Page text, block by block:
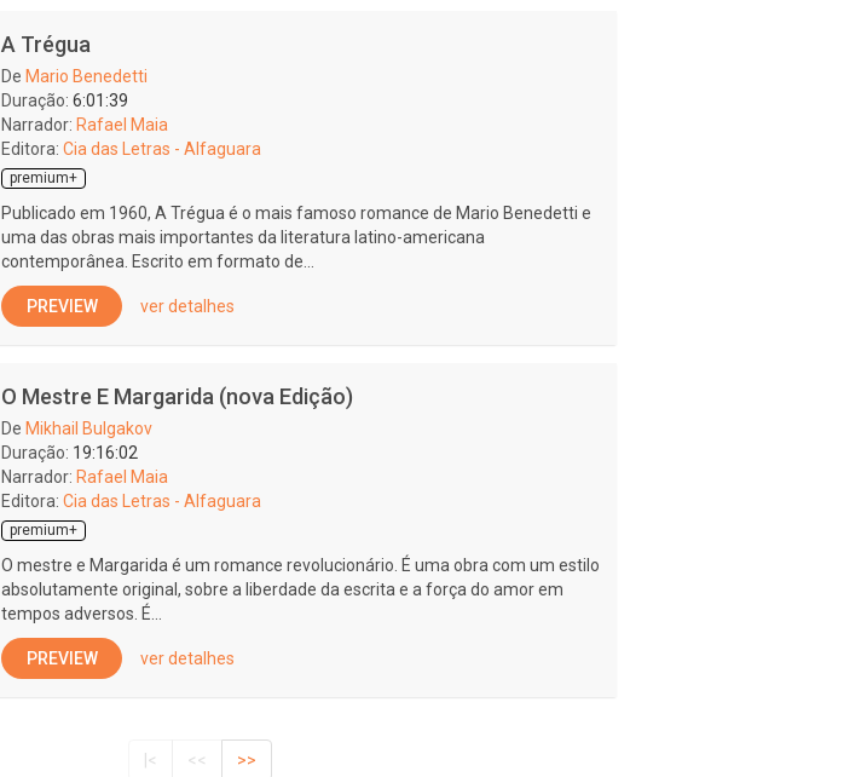
A Trégua
De Mario Benedetti
Duração: 6:01:39
Narrador: Rafael Maia
Editora: Cia das Letras - Alfaguara
premium+
Publicado em 1960, A Trégua é o mais famoso romance de Mario Benedetti e
uma das obras mais importantes da literatura latino-americana
contemporânea. Escrito em formato de...
PREVIEW ver detalhes
O Mestre E Margarida (nova Edição)
De Mikhail Bulgakov
Duração: 19:16:02
Narrador: Rafael Maia
Editora: Cia das Letras - Alfaguara
premium+
O mestre e Margarida é um romance revolucionário. É uma obra com um estilo
absolutamente original, sobre a liberdade da escrita e a força do amor em
tempos adversos. É...
PREVIEW ver detalhes
|< << >>